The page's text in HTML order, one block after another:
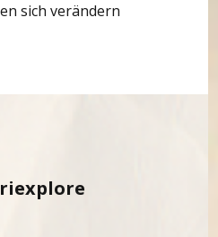
sich verändern